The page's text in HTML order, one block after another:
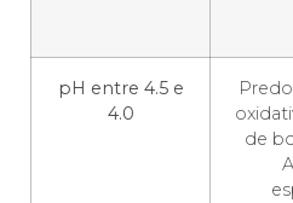
pH entre 4.5 e
4.0
de